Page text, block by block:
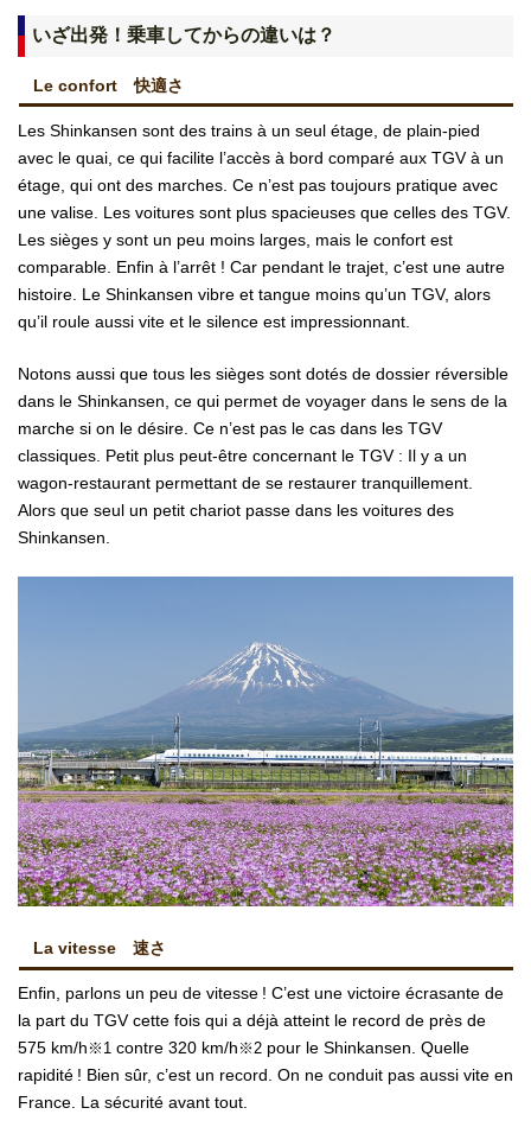
いざ出発！乗車してからの違いは？
Le confort 快適さ
Les Shinkansen sont des trains à un seul étage, de plain-pied
avec le quai, ce qui facilite l’accès à bord comparé aux TGV à un
étage, qui ont des marches. Ce n’est pas toujours pratique avec
une valise. Les voitures sont plus spacieuses que celles des TGV.
Les sièges y sont un peu moins larges, mais le confort est
comparable. Enfin à l’arrêt ! Car pendant le trajet, c’est une autre
histoire. Le Shinkansen vibre et tangue moins qu’un TGV, alors
qu’il roule aussi vite et le silence est impressionnant.
Notons aussi que tous les sièges sont dotés de dossier réversible
dans le Shinkansen, ce qui permet de voyager dans le sens de la
marche si on le désire. Ce n’est pas le cas dans les TGV
classiques. Petit plus peut-être concernant le TGV : Il y a un
wagon-restaurant permettant de se restaurer tranquillement.
Alors que seul un petit chariot passe dans les voitures des
Shinkansen.
La vitesse 速さ
Enfin, parlons un peu de vitesse ! C’est une victoire écrasante de
la part du TGV cette fois qui a déjà atteint le record de près de
575 km/h ※1 contre 320 km/h ※2 pour le Shinkansen. Quelle
rapidité ! Bien sûr, c’est un record. On ne conduit pas aussi vite en
France. La sécurité avant tout.